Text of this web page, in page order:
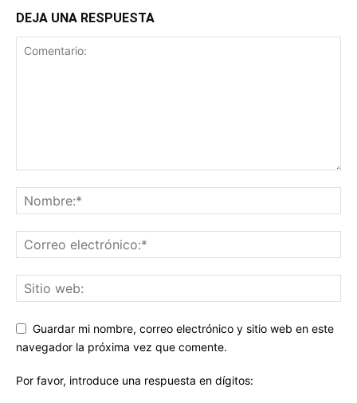
DEJA UNA RESPUESTA
Guardar mi nombre, correo electrónico y sitio web en este
navegador la próxima vez que comente.
Por favor, introduce una respuesta en dígitos: